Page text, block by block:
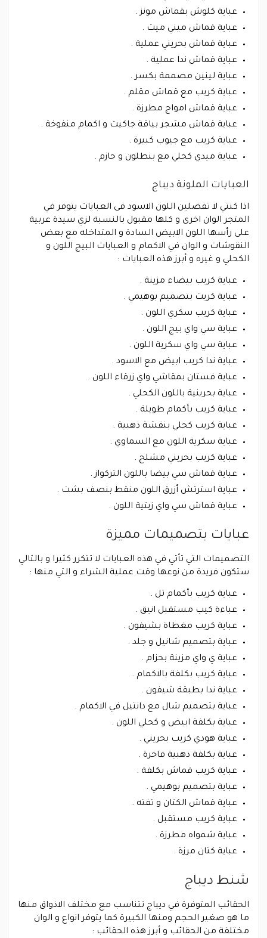
عباية كلوش بقماش مونز .
عباية قماش ميني ميت .
عباية قماش بحريني عملية .
عباية قماش ندا عملية .
عباية لينين مصممة بكسر .
عباية كريب مع قماش مقلم .
عباية قماش امواج مطرزة .
عباية قماش مشجر بياقة جاكيت و اكمام منفوخة .
عباية كريب مع جيوب كبيرة .
عباية ميدي كحلي مع بنطلون و حازم .
العبايات الملونة ديباج
اذا كنتي لا تفضلين اللون الاسود فى العبايات يتوفر في
المتجر الوان اخرى و كلها مقبول بالنسبة لزي سيدة عربية
على رأسها اللون الابيض السادة و المتداخله مع بعض
النقوشات و الوان في الاكمام و العبايات البيج اللون و
الكحلي و غيره و أبرز هذه العبايات :
عباية كريب بيضاء مزينة .
عباية كريت بتصميم بوهيمي .
عباية كريب سكري اللون .
عباية سي واي بيج اللون .
عباية سي واي سكرية اللون .
عباية ندا كريب ابيض مع الاسود .
عباية فستان بمقاشي واي زرقاء اللون .
عباية بحرينية باللون الكحلي .
عباية كريب بأكمام طويلة .
عباية كريب كحلي بنقشة ذهبية .
عباية سكرية اللون مع السماوي .
عباية كريب بحريني مشلح .
عباية قماش سي بيضا باللون التركواز .
عباية استرتش أزرق اللون منقط بنصف بشت .
عباية قماش سي واي زيتية اللون .
عبايات بتصميمات مميزة
التصميمات التي تأتي في هذه العبايات لا تتكرر كثيرا و بالتالي
ستكون فريدة من نوعها وقت عملية الشراء و التي منها :
عباية كريب بأكمام تل .
عباءة كيب مستقبل انيق .
عباية كريب مغطاة بشيفون .
عباية بتصميم شانيل و جلد .
عباية ي واي مزينة بحزام .
عباية كريب بكلفة بالاكمام .
عباية ندا بطبقة شيفون .
عباية بتصميم شال مع دانتيل في الاكمام .
عباية بكلفة ابيض و كحلي اللون .
عباية هودي كريب بحريني .
عباية بكلفة ذهبية فاخرة .
عباية كريب قماش بكلفة .
عباية بتصميم بوهيمي .
عباية قماش الكتان و تفته .
عباية كريب مستقبل .
عباية شمواه مطرزة .
عباية كتان مرزة .
شنط ديباج
الحقائب المتوفرة في ديباج تتناسب مع مختلف الاذواق منها
ما هو صغير الحجم ومنها الكبيرة كما يتوفر انواع و الوان
مختلفة من الحقائب و أبرز هذه الحقائب :